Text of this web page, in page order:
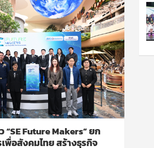
“SE Future Makers” ยก
พื่อสังคมไทย สร้างธุรกิจ